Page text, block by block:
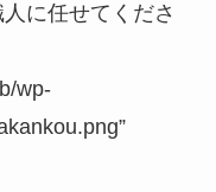
に任せてくださ
wp-